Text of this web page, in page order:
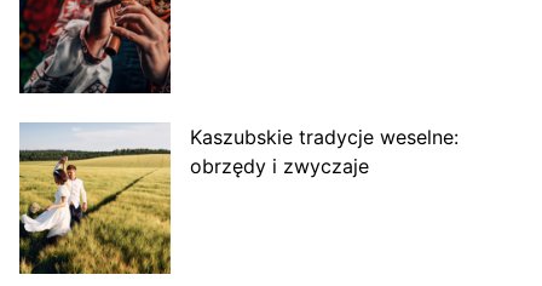
Kaszubskie tradycje weselne:
obrzędy i zwyczaje